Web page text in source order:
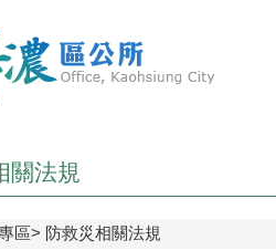
關法規
區 防救災相關法規